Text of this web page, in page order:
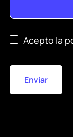
Acepto la